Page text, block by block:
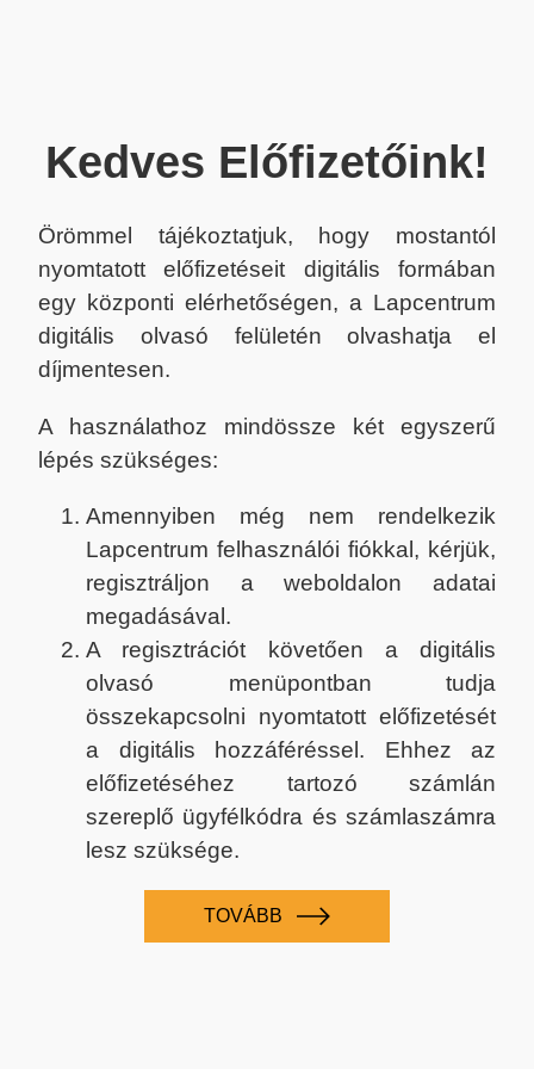
Kedves Előfizetőink!
Örömmel tájékoztatjuk, hogy mostantól
nyomtatott előfizetéseit digitális formában
egy központi elérhetőségen, a Lapcentrum
digitális olvasó felületén olvashatja el
díjmentesen.
A használathoz mindössze két egyszerű
lépés szükséges:
Amennyiben még nem rendelkezik
Lapcentrum felhasználói fiókkal, kérjük,
regisztráljon a weboldalon adatai
megadásával.
A regisztrációt követően a digitális
olvasó menüpontban tudja
összekapcsolni nyomtatott előfizetését
a digitális hozzáféréssel. Ehhez az
előfizetéséhez tartozó számlán
szereplő ügyfélkódra és számlaszámra
lesz szüksége.
TOVÁBB